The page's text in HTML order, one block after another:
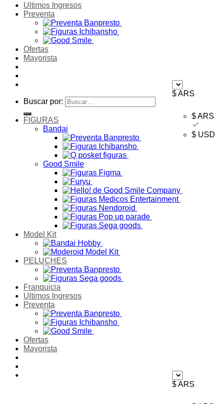
Ultimos Ingresos
Preventa
Ofertas
Mayorista
$ ARS
$ ARS
$ USD
Buscar por:
FIGURAS
Bandai
Good Smile
Model Kit
PELUCHES
Franquicia
Ultimos Ingresos
Preventa
Ofertas
Mayorista
$ ARS